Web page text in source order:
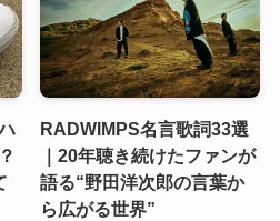
RADWIMPS名言歌詞33選
｜20年聴き続けたファンが
語る“野田洋次郎の言葉か
ら広がる世界”